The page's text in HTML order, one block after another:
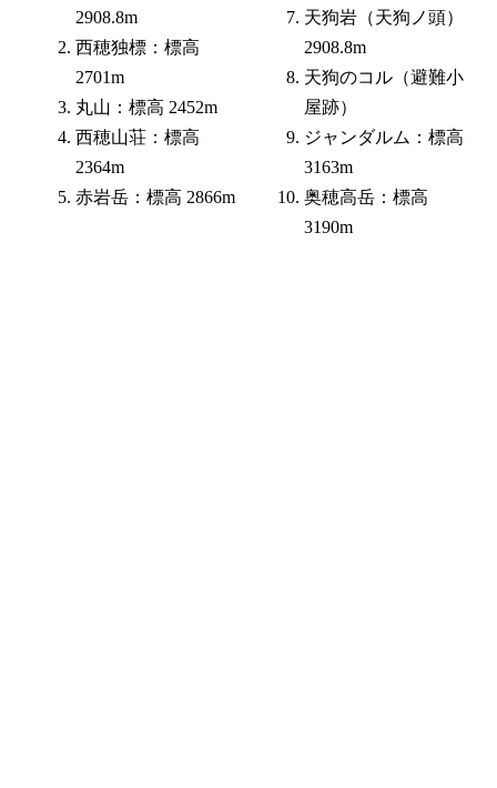
2908.8m
西穂独標：標高
2701m
丸山：標高 2452m
西穂山荘：標高
2364m
赤岩岳：標高 2866m
天狗岩（天狗ノ頭）
2908.8m
天狗のコル（避難小
屋跡）
ジャンダルム：標高
3163m
奥穂高岳：標高
3190m